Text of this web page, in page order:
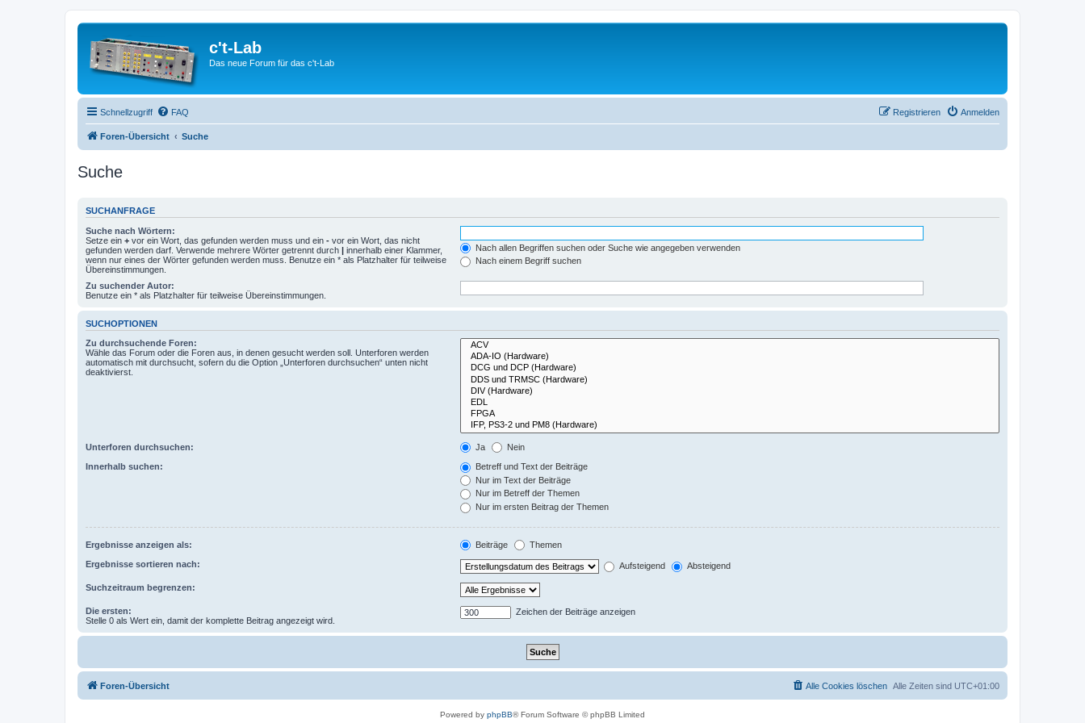
c't-Lab
Das neue Forum für das c't-Lab
Schnellzugriff FAQ Anmelden
Registrieren
Foren-Übersicht Suche
Suche
SUCHANFRAGE
Suche nach Wörtern:
Setze ein + vor ein Wort, das gefunden werden muss und ein - vor ein Wort, das nicht
gefunden werden darf. Verwende mehrere Wörter getrennt durch | innerhalb einer Klammer,
wenn nur eines der Wörter gefunden werden muss. Benutze ein * als Platzhalter für teilweise
Übereinstimmungen.
Nach allen Begriffen suchen oder Suche wie angegeben verwenden
Nach einem Begriff suchen
Zu suchender Autor:
Benutze ein * als Platzhalter für teilweise Übereinstimmungen.
SUCHOPTIONEN
Zu durchsuchende Foren:
Wähle das Forum oder die Foren aus, in denen gesucht werden soll. Unterforen werden
automatisch mit durchsucht, sofern du die Option „Unterforen durchsuchen“ unten nicht
deaktivierst.
Unterforen durchsuchen: Ja Nein
Innerhalb suchen:
Betreff und Text der Beiträge
Nur im Text der Beiträge
Nur im Betreff der Themen
Nur im ersten Beitrag der Themen
Ergebnisse anzeigen als: Beiträge Themen
Ergebnisse sortieren nach: Aufsteigend Absteigend
Suchzeitraum begrenzen:
Die ersten:
Stelle 0 als Wert ein, damit der komplette Beitrag angezeigt wird.
Zeichen der Beiträge anzeigen
Foren-Übersicht Alle Zeiten sind UTC+01:00
Alle Cookies löschen
Powered by phpBB® Forum Software © phpBB Limited